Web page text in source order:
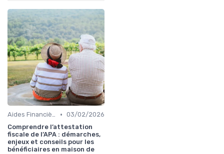
Aides Financières et Subventions • 03/02/2026
Comprendre l’attestation
fiscale de l’APA : démarches,
enjeux et conseils pour les
bénéficiaires en maison de